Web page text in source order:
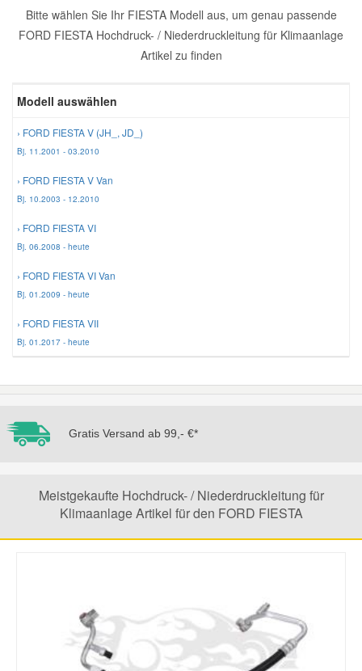
Bitte wählen Sie Ihr FIESTA Modell aus, um genau passende
FORD FIESTA Hochdruck- / Niederdruckleitung für Klimaanlage
Artikel zu finden
Modell auswählen
› FORD FIESTA V (JH_, JD_)
Bj. 11.2001 - 03.2010
› FORD FIESTA V Van
Bj. 10.2003 - 12.2010
› FORD FIESTA VI
Bj. 06.2008 - heute
› FORD FIESTA VI Van
Bj. 01.2009 - heute
› FORD FIESTA VII
Bj. 01.2017 - heute
Gratis Versand ab 99,- €*
Meistgekaufte Hochdruck- / Niederdruckleitung für
Klimaanlage Artikel für den FORD FIESTA
Scheibenreinigung
Reparatur-Zubehör
Schlüsselgehäuse
Daewoo Ersatzteile
Mazda Ersatzteile
Mercedes Ersatzteile
Mini Ersatzteile
Mitsubishi Ersatzteile
Porsche Ersatzteile